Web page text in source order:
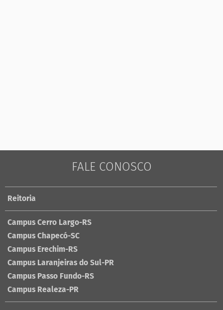
FALE CONOSCO
Reitoria
Campus Cerro Largo-RS
Campus Chapecó-SC
Campus Erechim-RS
Campus Laranjeiras do Sul-PR
Campus Passo Fundo-RS
Campus Realeza-PR